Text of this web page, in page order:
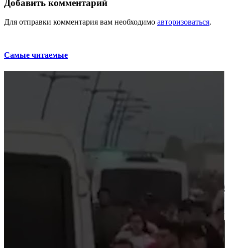
Добавить комментарий
Для отправки комментария вам необходимо авторизоваться.
Самые читаемые